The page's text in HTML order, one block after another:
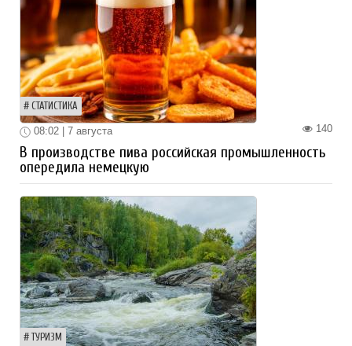
СТАТИСТИКА
140
08:02 | 7 августа
В производстве пива российская промышленность
опередила немецкую
ТУРИЗМ